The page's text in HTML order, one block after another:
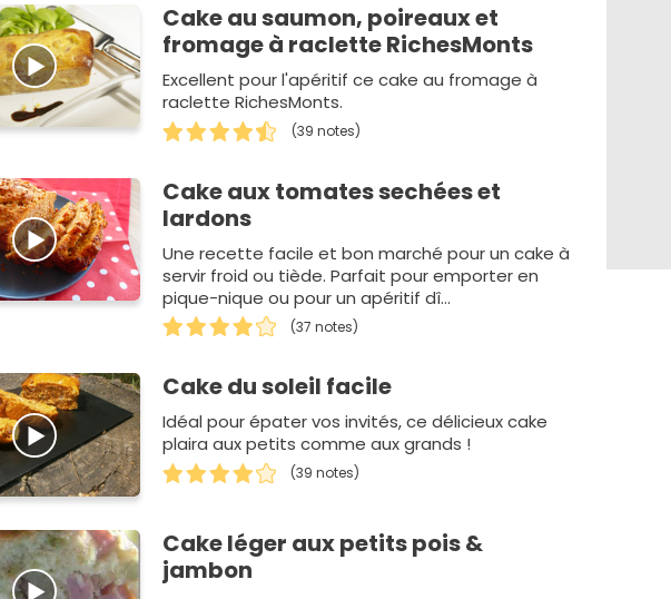
Cake au saumon, poireaux et
fromage à raclette RichesMonts
Excellent pour l'apéritif ce cake au fromage à
raclette RichesMonts.
(39 notes)
Cake aux tomates sechées et
lardons
Une recette facile et bon marché pour un cake à
servir froid ou tiède. Parfait pour emporter en
pique-nique ou pour un apéritif dî…
(37 notes)
Cake du soleil facile
Idéal pour épater vos invités, ce délicieux cake
plaira aux petits comme aux grands !
(39 notes)
Cake léger aux petits pois &
jambon